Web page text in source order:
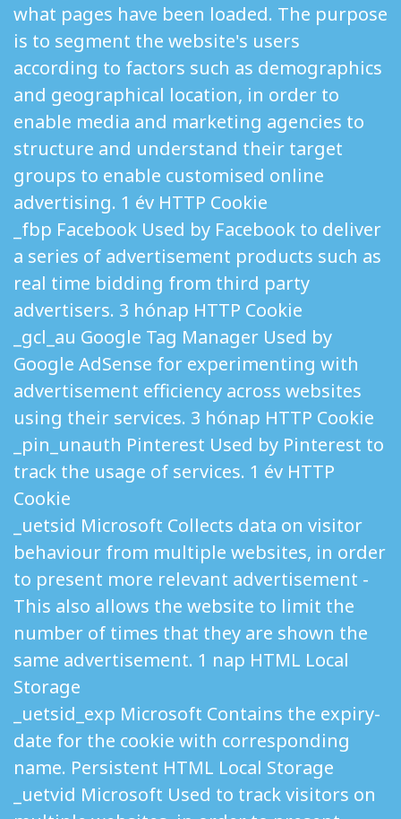
what pages have been loaded. The purpose
is to segment the website's users
according to factors such as demographics
and geographical location, in order to
enable media and marketing agencies to
structure and understand their target
groups to enable customised online
advertising. 1 év HTTP Cookie
_fbp Facebook Used by Facebook to deliver
a series of advertisement products such as
real time bidding from third party
advertisers. 3 hónap HTTP Cookie
_gcl_au Google Tag Manager Used by
Google AdSense for experimenting with
advertisement efficiency across websites
using their services. 3 hónap HTTP Cookie
_pin_unauth Pinterest Used by Pinterest to
track the usage of services. 1 év HTTP
Cookie
_uetsid Microsoft Collects data on visitor
behaviour from multiple websites, in order
to present more relevant advertisement -
This also allows the website to limit the
number of times that they are shown the
same advertisement. 1 nap HTML Local
Storage
_uetsid_exp Microsoft Contains the expiry-
date for the cookie with corresponding
name. Persistent HTML Local Storage
_uetvid Microsoft Used to track visitors on